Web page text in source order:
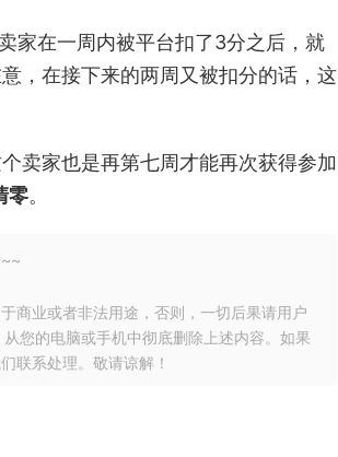
家在一周内被平台扣了3分之后，就
，在接下来的两周又被扣分的话，这
卖家也是再第七周才能再次获得参加
零。
商业或者非法用途，否则，一切后果请用户
您的电脑或手机中彻底删除上述内容。如果
联系处理。敬请谅解！